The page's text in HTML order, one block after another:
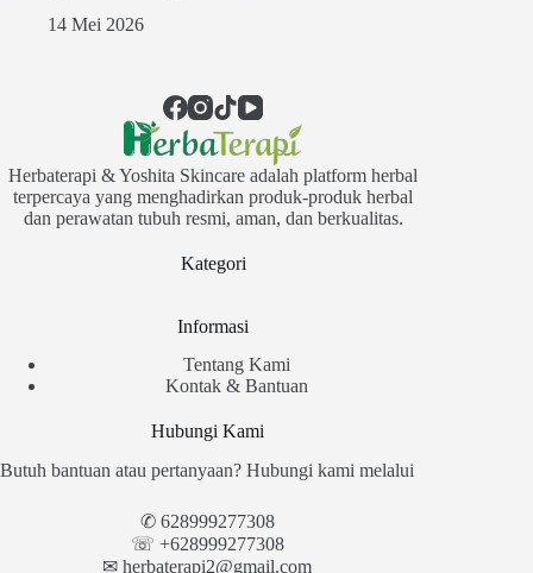
14 Mei 2026
Herbaterapi & Yoshita Skincare adalah platform herbal
terpercaya yang menghadirkan produk-produk herbal
dan perawatan tubuh resmi, aman, dan berkualitas.
Kategori
Informasi
Tentang Kami
Kontak & Bantuan
Hubungi Kami
Butuh bantuan atau pertanyaan? Hubungi kami melalui
✆ 628999277308
☏ +628999277308
✉︎ herbaterapi2@gmail.com